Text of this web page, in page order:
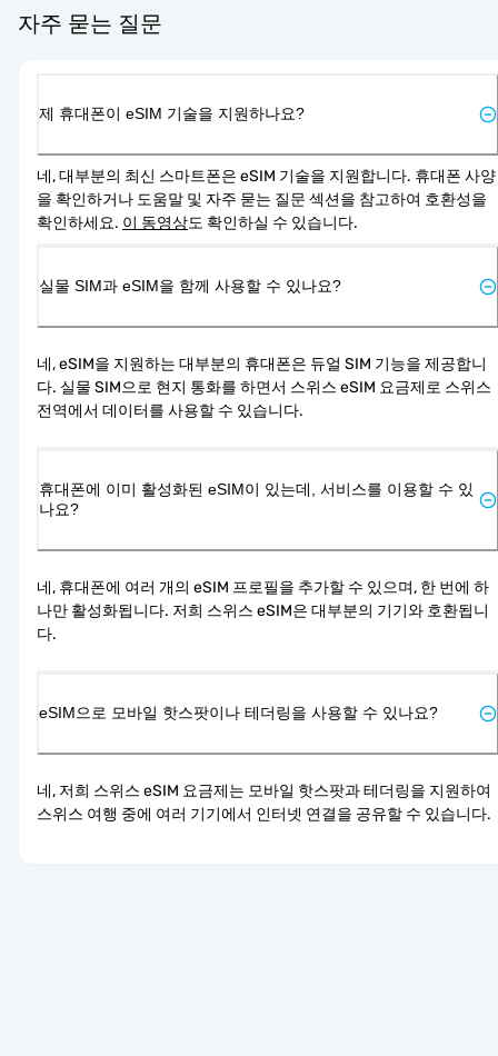
자주 묻는 질문
제 휴대폰이 eSIM 기술을 지원하나요?
네, 대부분의 최신 스마트폰은 eSIM 기술을 지원합니다. 휴대폰 사양
을 확인하거나 도움말 및 자주 묻는 질문 섹션을 참고하여 호환성을
확인하세요. 이 동영상도 확인하실 수 있습니다.
실물 SIM과 eSIM을 함께 사용할 수 있나요?
네, eSIM을 지원하는 대부분의 휴대폰은 듀얼 SIM 기능을 제공합니
다. 실물 SIM으로 현지 통화를 하면서 스위스 eSIM 요금제로 스위스
전역에서 데이터를 사용할 수 있습니다.
휴대폰에 이미 활성화된 eSIM이 있는데, 서비스를 이용할 수 있
나요?
네, 휴대폰에 여러 개의 eSIM 프로필을 추가할 수 있으며, 한 번에 하
나만 활성화됩니다. 저희 스위스 eSIM은 대부분의 기기와 호환됩니
다.
eSIM으로 모바일 핫스팟이나 테더링을 사용할 수 있나요?
네, 저희 스위스 eSIM 요금제는 모바일 핫스팟과 테더링을 지원하여
스위스 여행 중에 여러 기기에서 인터넷 연결을 공유할 수 있습니다.